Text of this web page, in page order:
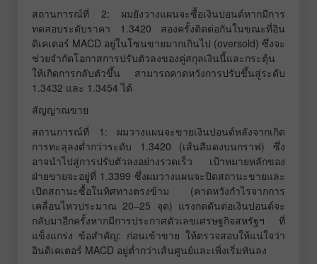
สถานการณ์ที่ 2: ผมยังวางแผนจะซื้อเงินปอนด์หากมีการ
ทดสอบระดับราคา 1.3420 สองครั้งติดต่อกันในขณะที่อิน
ดิเคเตอร์ MACD อยู่ในโซนขายมากเกินไป (oversold) ซึ่งจะ
ช่วยจำกัดโอกาสการปรับตัวลงของคู่สกุลเงินนี้และกระตุ้น
ให้เกิดการกลับตัวขึ้น สามารถคาดหวังการปรับขึ้นสู่ระดับ
1.3432 และ 1.3454 ได้
สัญญาณขาย
สถานการณ์ที่ 1: ผมวางแผนจะขายเงินปอนด์หลังจากเกิด
การทะลุลงต่ำกว่าระดับ 1.3420 (เส้นสีแดงบนกราฟ) ซึ่ง
อาจนำไปสู่การปรับตัวลงอย่างรวดเร็ว เป้าหมายหลักของ
ฝ่ายขายจะอยู่ที่ 1.3399 ซึ่งผมวางแผนจะปิดสถานะขายและ
เปิดสถานะซื้อในทิศทางตรงข้าม (คาดหวังกำไรจากการ
เคลื่อนไหวประมาณ 20–25 จุด) แรงกดดันต่อเงินปอนด์จะ
กลับมาอีกครั้งหากมีการประกาศตัวเลขเศรษฐกิจสหรัฐฯ ที่
แข็งแกร่ง ข้อสำคัญ: ก่อนเข้าขาย ให้ตรวจสอบให้แน่ใจว่า
อินดิเคเตอร์ MACD อยู่ต่ำกว่าเส้นศูนย์และเพิ่งเริ่มหันลง